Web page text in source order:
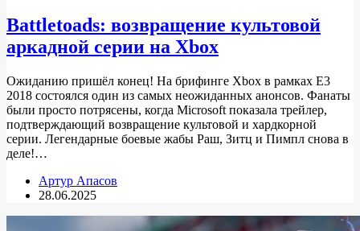
Battletoads: возвращение культовой
аркадной серии на Xbox
Ожиданию пришёл конец! На брифинге Xbox в рамках E3
2018 состоялся один из самых неожиданных анонсов. Фанаты
были просто потрясены, когда Microsoft показала трейлер,
подтверждающий возвращение культовой и хардкорной
серии. Легендарные боевые жабы Раш, Зитц и Пимпл снова в
деле!…
Артур Апасов
28.06.2025